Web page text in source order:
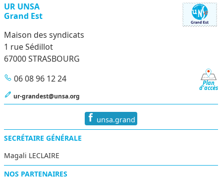
UR UNSA
Grand Est
Maison des syndicats
1 rue Sédillot
67000 STRASBOURG
Plan
d'accès
06 08 96 12 24
ur-grandest@unsa.org
unsa.grand
SECRÉTAIRE GÉNÉRALE
Magali LECLAIRE
NOS PARTENAIRES